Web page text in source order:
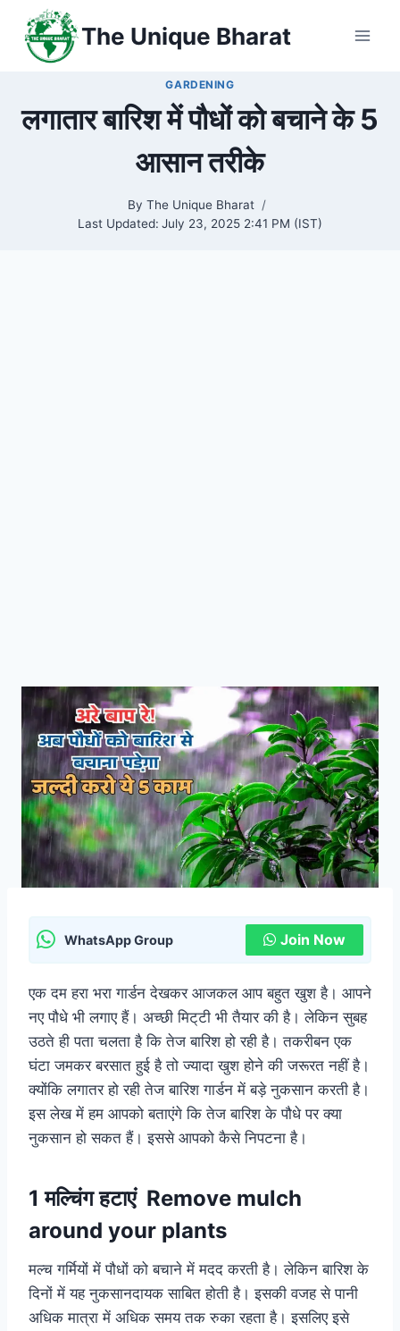
content
The Unique Bharat
GARDENING
लगातार बारिश में पौधों को बचाने के 5
आसान तरीके
By The Unique Bharat
Last Updated: July 23, 2025 2:41 PM (IST)
WhatsApp Group Join Now
एक दम हरा भरा गार्डन देखकर आजकल आप बहुत खुश है। आपने
नए पौधे भी लगाए हैं। अच्छी मिट्‌टी भी तैयार की है। लेकिन सुबह
उठते ही पता चलता है कि तेज बारिश हो रही है। तकरीबन एक
घंटा जमकर बरसात हुई है तो ज्यादा खुश होने की जरूरत नहीं है।
क्योंकि लगातर हो रही तेज बारिश गार्डन में बड़े नुकसान करती है।
इस लेख में हम आपको बताएंगे कि तेज बारिश के पौधे पर क्या
नुकसान हो सकत हैं। इससे आपको कैसे निपटना है।
1 मल्चिंग हटाएं Remove mulch
around your plants
मल्च गर्मियों में पौधों को बचाने में मदद करती है। लेकिन बारिश के
दिनों में यह नुकसानदायक साबित होती है। इसकी वजह से पानी
अधिक मात्रा में अधिक समय तक रुका रहता है। इसलिए इसे